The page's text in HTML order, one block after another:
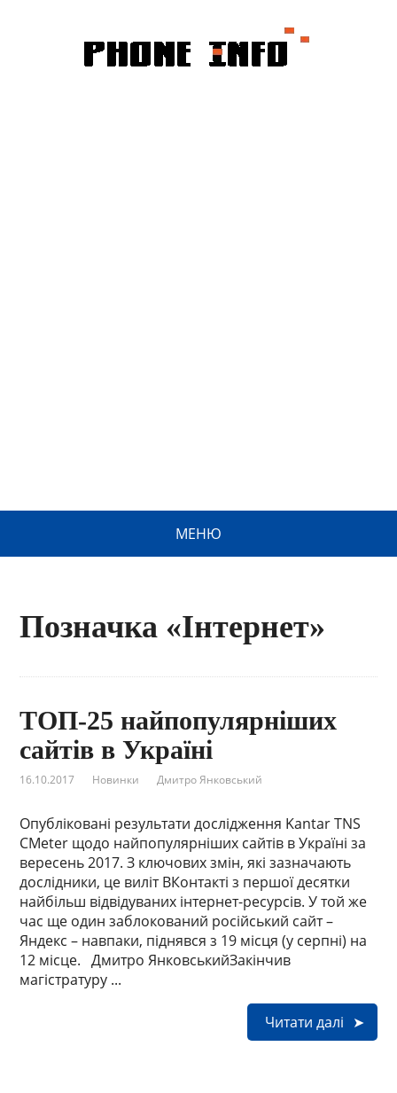
МЕНЮ
Позначка «Інтернет»
ТОП-25 найпопулярніших
сайтів в Україні
16.10.2017 Новинки Дмитро Янковський
Опубліковані результати дослідження Kantar TNS
CMeter щодо найпопулярніших сайтів в Україні за
вересень 2017. З ключових змін, які зазначають
дослідники, це виліт ВКонтакті з першої десятки
найбільш відвідуваних інтернет-ресурсів. У той же
час ще один заблокований російський сайт –
Яндекс – навпаки, піднявся з 19 місця (у серпні) на
12 місце. Дмитро ЯнковськийЗакінчив
магістратуру ...
Читати далі